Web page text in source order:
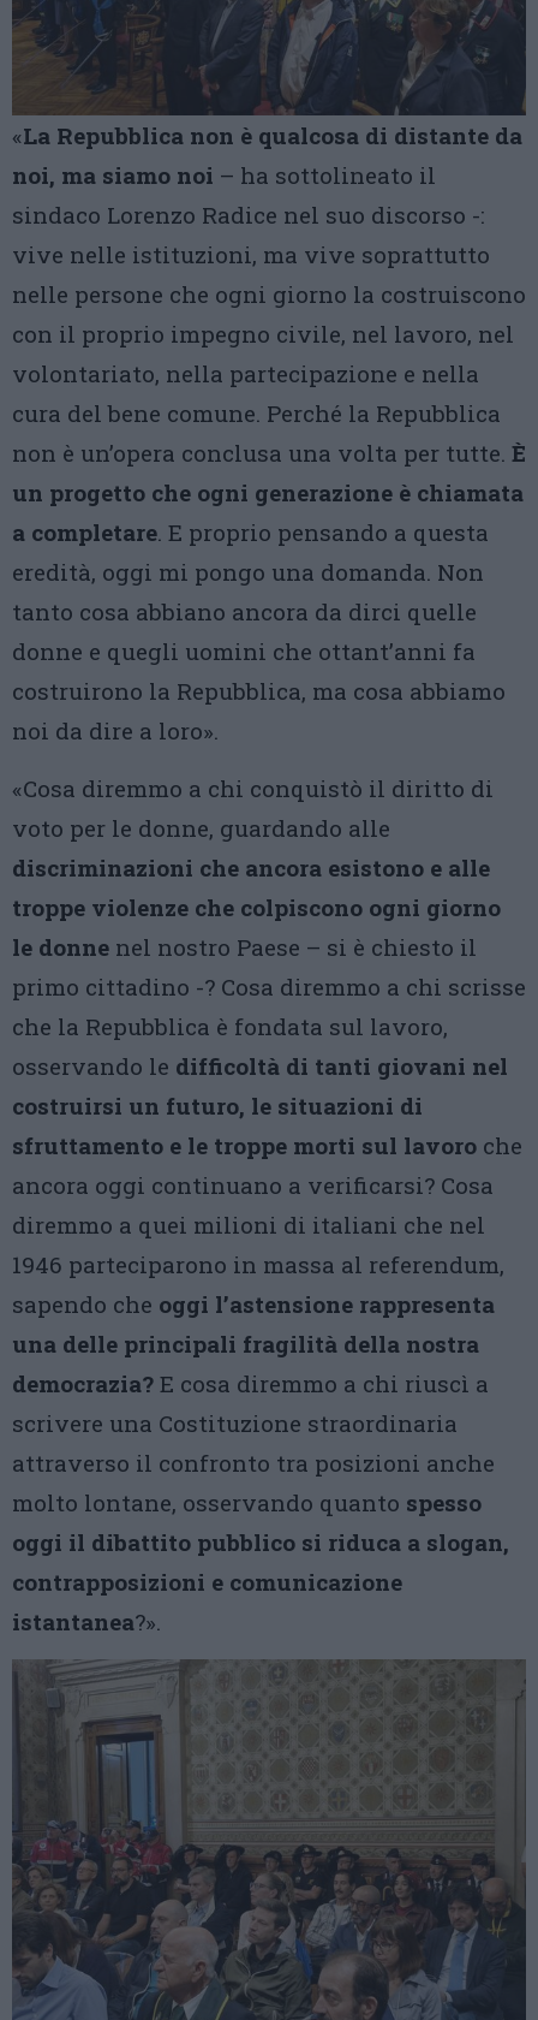
«La Repubblica non è qualcosa di distante da
noi, ma siamo noi – ha sottolineato il
sindaco Lorenzo Radice nel suo discorso -:
vive nelle istituzioni, ma vive soprattutto
nelle persone che ogni giorno la costruiscono
con il proprio impegno civile, nel lavoro, nel
volontariato, nella partecipazione e nella
cura del bene comune. Perché la Repubblica
non è un’opera conclusa una volta per tutte. È
un progetto che ogni generazione è chiamata
a completare. E proprio pensando a questa
eredità, oggi mi pongo una domanda. Non
tanto cosa abbiano ancora da dirci quelle
donne e quegli uomini che ottant’anni fa
costruirono la Repubblica, ma cosa abbiamo
noi da dire a loro».
«Cosa diremmo a chi conquistò il diritto di
voto per le donne, guardando alle
discriminazioni che ancora esistono e alle
troppe violenze che colpiscono ogni giorno
le donne nel nostro Paese – si è chiesto il
primo cittadino -? Cosa diremmo a chi scrisse
che la Repubblica è fondata sul lavoro,
osservando le difficoltà di tanti giovani nel
costruirsi un futuro, le situazioni di
sfruttamento e le troppe morti sul lavoro che
ancora oggi continuano a verificarsi? Cosa
diremmo a quei milioni di italiani che nel
1946 parteciparono in massa al referendum,
sapendo che oggi l’astensione rappresenta
una delle principali fragilità della nostra
democrazia? E cosa diremmo a chi riuscì a
scrivere una Costituzione straordinaria
attraverso il confronto tra posizioni anche
molto lontane, osservando quanto spesso
oggi il dibattito pubblico si riduca a slogan,
contrapposizioni e comunicazione
istantanea?».